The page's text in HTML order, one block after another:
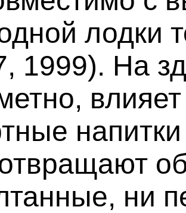
лодки
1999). На
ни